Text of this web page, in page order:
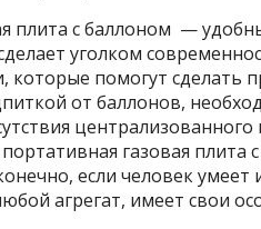
плита с баллоном —
уголком
которые помогут сделать
от баллонов,
газовая плита
если человек умеет
агрегат, имеет свои